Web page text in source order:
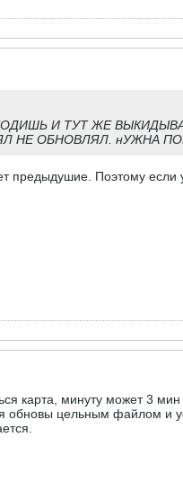
И ТУТ ЖЕ
ОБНОВЛЯЛ. нУЖНА
предыдушие. Поэтому
карта, минуту может 3
обновы цельным файлом и